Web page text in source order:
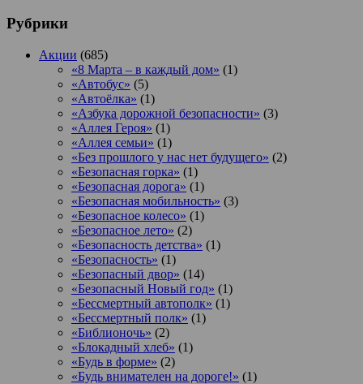
Рубрики
Акции (685)
«8 Марта – в каждый дом» (1)
«Автобус» (5)
«Автоёлка» (1)
«Азбука дорожной безопасности» (3)
«Аллея Героя» (1)
«Аллея семьи» (1)
«Без прошлого у нас нет будущего» (2)
«Безопасная горка» (1)
«Безопасная дорога» (1)
«Безопасная мобильность» (3)
«Безопасное колесо» (1)
«Безопасное лето» (2)
«Безопасность детства» (1)
«Безопасность» (1)
«Безопасный двор» (14)
«Безопасный Новый год» (1)
«Бессмертный автополк» (1)
«Бессмертный полк» (1)
«Библионочь» (2)
«Блокадный хлеб» (1)
«Будь в форме» (2)
«Будь внимателен на дороге!» (1)